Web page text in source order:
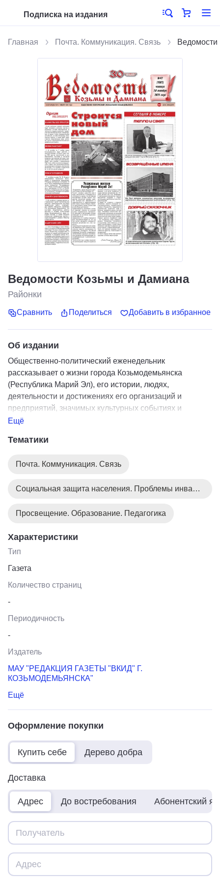
Подписка на издания
Главная Почта. Коммуникация. Связь
Ведомости Козьмы и Дамиана
Районки
Сравнить Поделиться Добавить в избранное
Об издании
Общественно-политический еженедельник
рассказывает о жизни города Козьмодемьянска
(Республика Марий Эл), его истории, людях,
деятельности и достижениях его организаций и
предприятий, значимых культурных событиях и
социальных проектах. «ВКиД» - газета в формате
Ещё
Тематики
Почта. Коммуникация. Связь
Социальная защита населения. Проблемы инвалидов
Просвещение. Образование. Педагогика
Характеристики
Тип
Газета
Количество страниц
-
Периодичность
-
Издатель
МАУ "РЕДАКЦИЯ ГАЗЕТЫ "ВКИД" Г.
КОЗЬМОДЕМЬЯНСКА"
Ещё
Оформление покупки
Купить себе Дерево добра
Доставка
Адрес До востребования Абонентский